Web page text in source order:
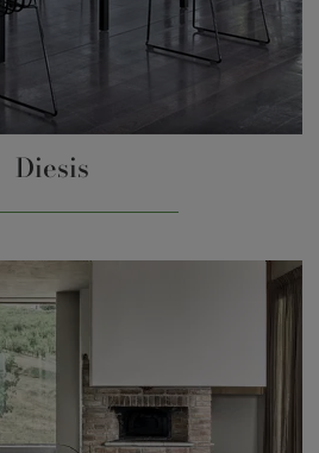
Diesis